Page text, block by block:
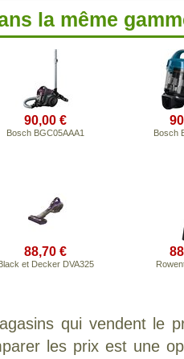
la même
90,00 €
Bosch BGC05AAA1 Bosch
88,70 €
et Decker DVA325
qui vendent le
les prix est une